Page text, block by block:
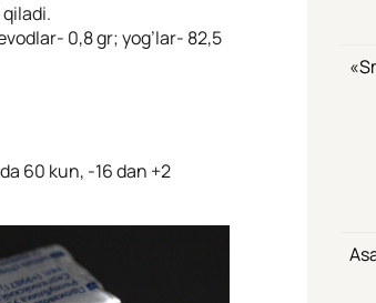
0,8 gr; yog’lar- 82,5
60 kun, -16 dan +2